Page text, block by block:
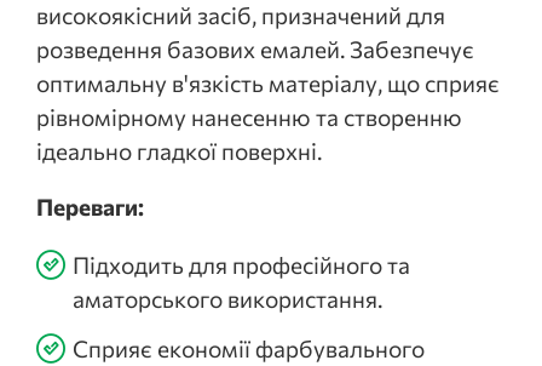
високоякісний засіб, призначений для
розведення базових емалей. Забезпечує
оптимальну в'язкість матеріалу, що сприяє
рівномірному нанесенню та створенню
ідеально гладкої поверхні.
Переваги:
Підходить для професійного та
аматорського використання.
Сприяє економії фарбувального